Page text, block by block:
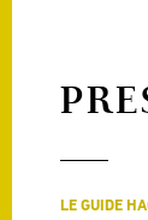
LE GUIDE